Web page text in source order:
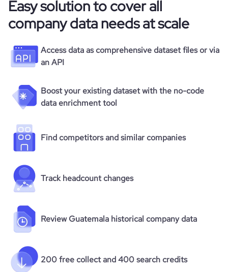
Easy solution to cover all
company data needs at scale
Access data as comprehensive dataset files or via
an API
Boost your existing dataset with the no-code
data enrichment tool
Find competitors and similar companies
Track headcount changes
Review Guatemala historical company data
200 free collect and 400 search credits